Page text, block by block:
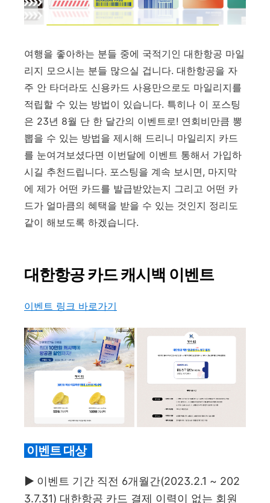
여행을 좋아하는 분들 중에 국적기인 대한항공 마일
리지 모으시는 분들 많으실 겁니다. 대한항공을 자
주 안 타더라도 신용카드 사용만으로도 마일리지를
적립할 수 있는 방법이 있습니다. 특히나 이 포스팅
은 23년 8월 단 한 달간의 이벤트로! 연회비만큼 뽕
뽑을 수 있는 방법을 제시해 드리니 마일리지 카드
를 눈여겨보셨다면 이번달에 이벤트 통해서 가입하
시길 추천드립니다. 포스팅을 계속 보시면, 마지막
에 제가 어떤 카드를 발급받았는지 그리고 어떤 카
드가 얼마큼의 혜택을 받을 수 있는 것인지 정리도
같이 해보도록 하겠습니다.
대한항공 카드 캐시백 이벤트
이벤트 링크 바로가기
이벤트 대상
▶ 이벤트 기간 직전 6개월간(2023.2.1 ~ 202
3.7.31) 대한항공 카드 결제 이력이 없는 회원